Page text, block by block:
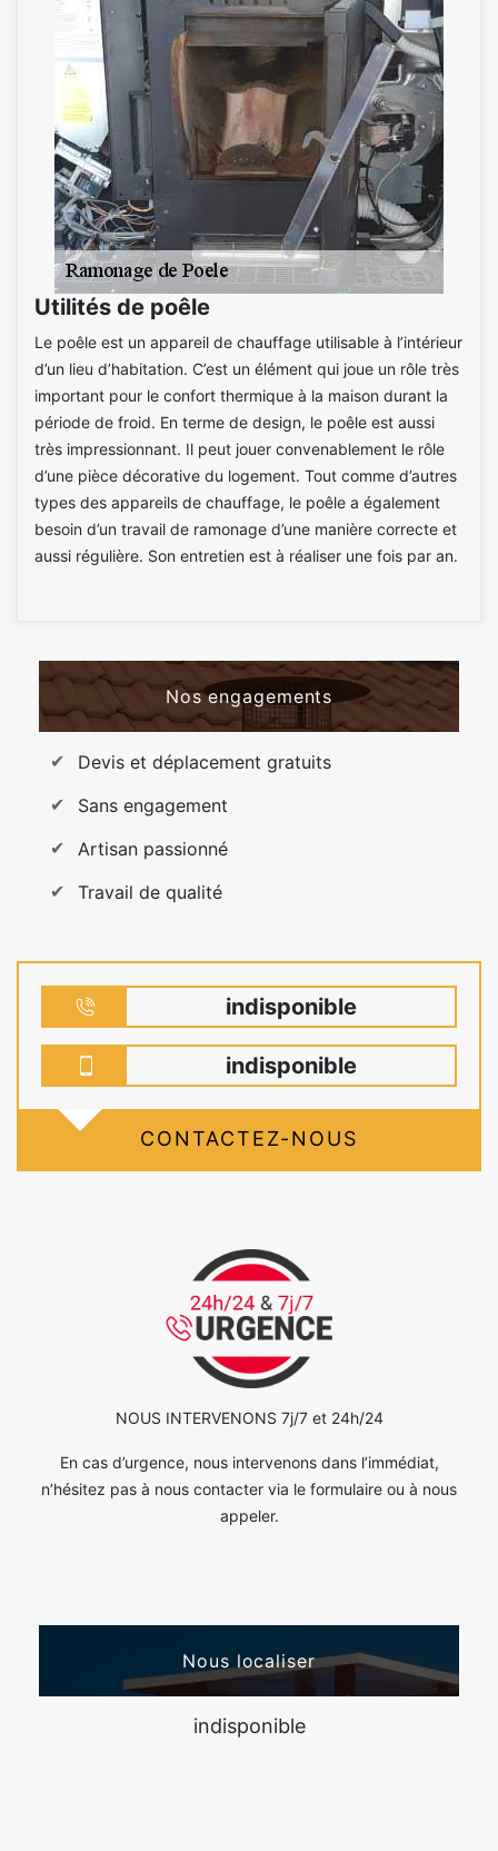
Utilités de poêle
Le poêle est un appareil de chauffage utilisable à l’intérieur
d’un lieu d’habitation. C’est un élément qui joue un rôle très
important pour le confort thermique à la maison durant la
période de froid. En terme de design, le poêle est aussi
très impressionnant. Il peut jouer convenablement le rôle
d’une pièce décorative du logement. Tout comme d’autres
types des appareils de chauffage, le poêle a également
besoin d’un travail de ramonage d’une manière correcte et
aussi régulière. Son entretien est à réaliser une fois par an.
Nos engagements
Devis et déplacement gratuits
Sans engagement
Artisan passionné
Travail de qualité
indisponible
indisponible
CONTACTEZ-NOUS
NOUS INTERVENONS 7j/7 et 24h/24
En cas d’urgence, nous intervenons dans l’immédiat,
n’hésitez pas à nous contacter via le formulaire ou à nous
appeler.
Nous localiser
indisponible